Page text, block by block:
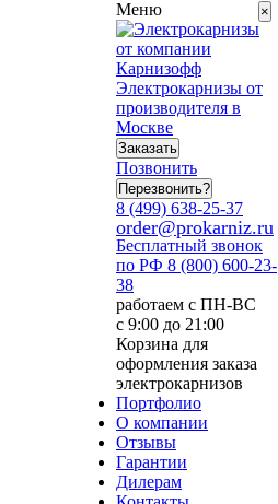
Меню
Электрокарнизы от
производителя в
Москве
Заказать
Позвонить
Перезвонить?
8 (499) 638-25-37
order@prokarniz.ru
Бесплатный звонок
по РФ 8 (800) 600-23-
38
работаем с ПН-ВС
с 9:00 до 21:00
Корзина для
оформления заказа
электрокарнизов
Портфолио
О компании
Отзывы
Гарантии
Дилерам
×